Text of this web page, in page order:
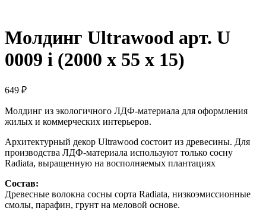
Молдинг Ultrawood арт. U
0009 i (2000 х 55 х 15)
649 ₽
Молдинг из экологичного ЛДФ-материала для оформления
жилых и коммерческих интерьеров.
Архитектурный декор Ultrawood состоит из древесины. Для
производства ЛДФ-материала используют только сосну
Radiatа, выращенную на восполняемых плантациях
Состав:
Древесные волокна сосны сорта Radiata, низкоэмиссионные
смолы, парафин, грунт на меловой основе.